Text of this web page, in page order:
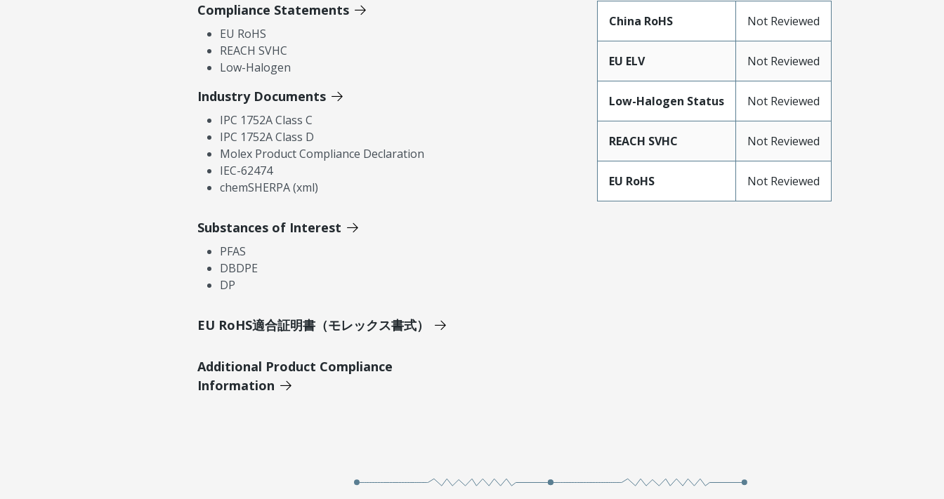
Compliance Statements
EU RoHS
REACH SVHC
Low-Halogen
Industry Documents
IPC 1752A Class C
IPC 1752A Class D
Molex Product Compliance Declaration
IEC-62474
chemSHERPA (xml)
Substances of Interest
PFAS
DBDPE
DP
EU RoHS適合証明書（モレックス書式）
Additional Product Compliance
Information
China RoHS Not Reviewed
EU ELV Not Reviewed
Low-Halogen Status Not Reviewed
REACH SVHC Not Reviewed
EU RoHS Not Reviewed